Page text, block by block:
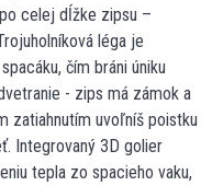
celej dĺžke zipsu –
léga je
čím bráni úniku
- zips má zámok a
zatiahnutím uvoľníš poistku
Integrovaný 3D golier
tepla zo spacieho vaku,